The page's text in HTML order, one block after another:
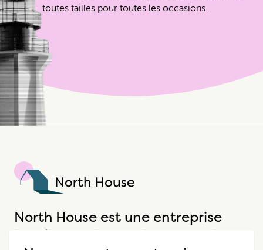
toutes tailles pour toutes les occasions.
North House est une entreprise
hôtelière unique qui propose des